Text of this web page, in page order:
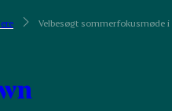
Velbesøgt sommerfokusmøde i